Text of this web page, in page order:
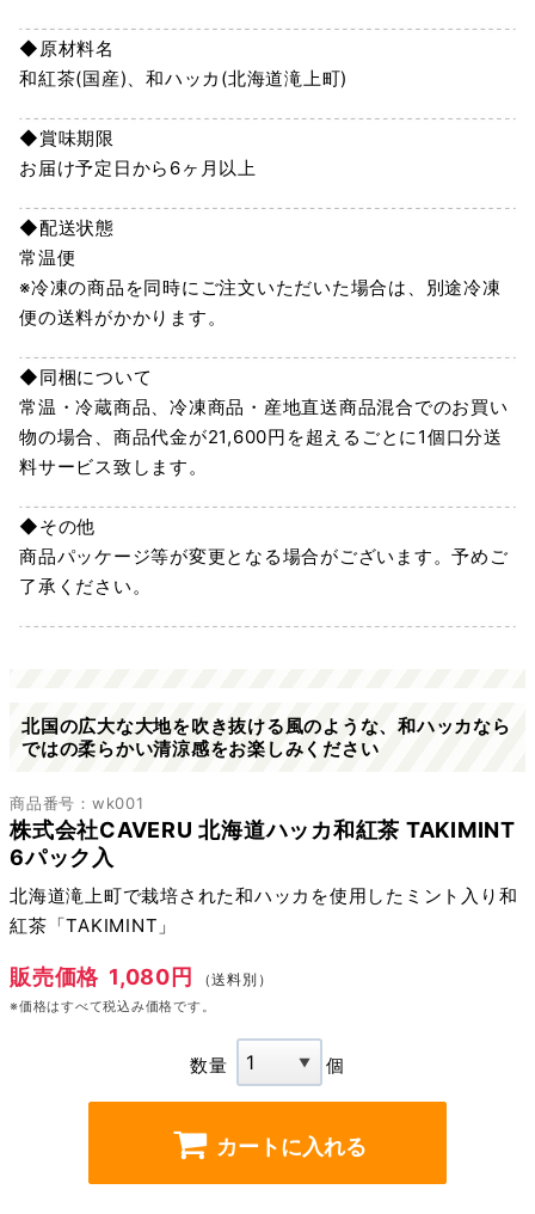
◆原材料名
和紅茶(国産)、和ハッカ(北海道滝上町)
◆賞味期限
お届け予定日から6ヶ月以上
◆配送状態
常温便
※冷凍の商品を同時にご注文いただいた場合は、別途冷凍
便の送料がかかります。
◆同梱について
常温・冷蔵商品、冷凍商品・産地直送商品混合でのお買い
物の場合、商品代金が21,600円を超えるごとに1個口分送
料サービス致します。
◆その他
商品パッケージ等が変更となる場合がございます。予めご
了承ください。
北国の広大な大地を吹き抜ける風のような、和ハッカなら
ではの柔らかい清涼感をお楽しみください
商品番号：wk001
株式会社CAVERU 北海道ハッカ和紅茶 TAKIMINT
6パック入
北海道滝上町で栽培された和ハッカを使用したミント入り和
紅茶「TAKIMINT」
販売価格 1,080円 （送料別）
※価格はすべて税込み価格です。
数量 個
カートに入れる